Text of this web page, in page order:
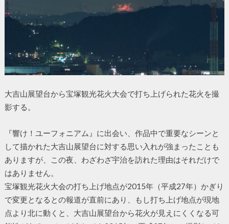
大吉山展望台から宝塚観光花火大会で打ち上げられた花火を撮
影する。
『響け！ユーフォニアム』に出会い、作品中で重要なシーンと
して描かれた大吉山展望台に対する思い入れが強まったことも
ありますが、この夜、わざわざ宇治を訪れた理由はそれだけで
はありません。
宝塚観光花火大会の打ち上げ地点が2015年（平成27年）かぎり
で変更となるとの報道が直前にあり、もし打ち上げ地点が現地
点より北に動くと、大吉山展望台から花火が見えにくくなる可